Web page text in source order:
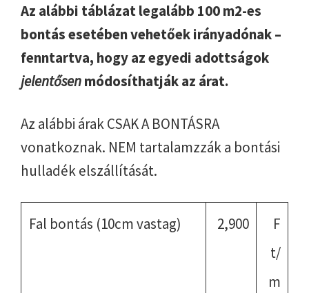
Az alábbi táblázat legalább 100 m2-es
bontás esetében vehetőek irányadónak –
fenntartva, hogy az egyedi adottságok
jelentősenmódosíthatják az árat.
Az alábbi árak CSAK A BONTÁSRA
vonatkoznak. NEM tartalamzzák a bontási
hulladék elszállítását.
Fal bontás (10cm vastag) 2,900
F
t/
m